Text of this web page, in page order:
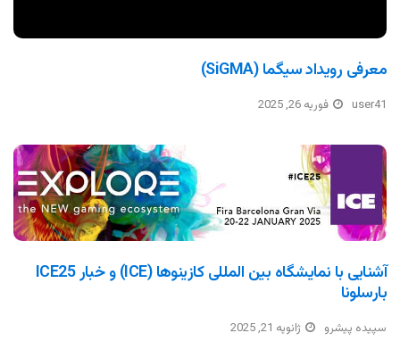
معرفی رویداد سیگما (SiGMA)
user41 فوریه 26, 2025
آشنایی با نمایشگاه بین المللی کازینوها (ICE) و خبار ICE25
بارسلونا
سپیده پیشرو ژانویه 21, 2025